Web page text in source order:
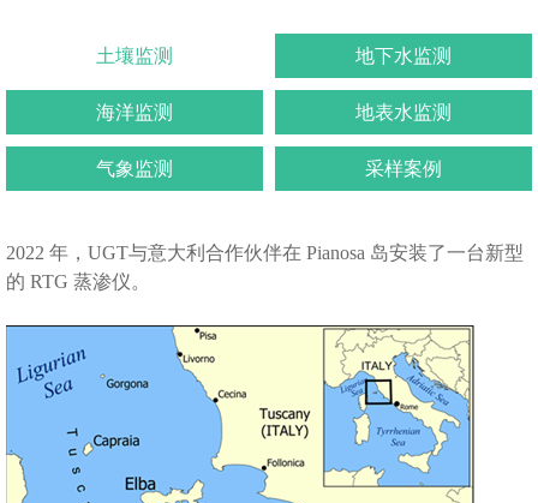
土壤监测 地下水监测
海洋监测 地表水监测
气象监测 采样案例
2022 年， UGT与意大利合作伙伴在 Pianosa 岛安装了一台新型
的 RTG 蒸渗仪。